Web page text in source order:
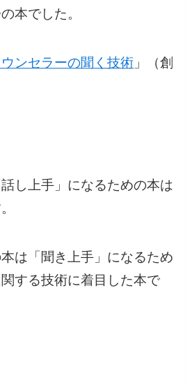
本でした。
ンセラーの聞く技術 」（創
し上手」になるための本は
は「聞き上手」になるため
する技術に着目した本で